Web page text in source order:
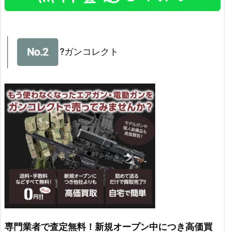
?ガンコレクト
専門業者で査定無料！新規オープン中につき高価買